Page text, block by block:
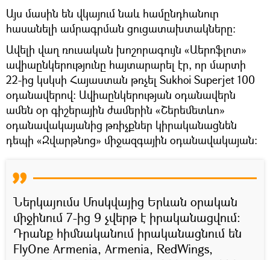
Այս մասին են վկայում նաև համընդհանուր
հասանելի ամրագրման ցուցատախտակները։
Ավելի վաղ ռուսական խոշորագույն «Աերոֆլոտ»
ավիաընկերությունը հայտարարել էր, որ մարտի
22-ից կսկսի Հայաստան թռչել Sukhoi Superjet 100
օդանավերով: Ավիաընկերության օդանավերն
ամեն օր գիշերային ժամերին «Շերեմետևո»
օդանավակայանից թռիչքներ կիրականացնեն
դեպի «Զվարթնոց» միջազգային օդանավակայան:
Ներկայումս Մոսկվայից Երևան օրական
միջինում 7-ից 9 չվերթ է իրականացվում:
Դրանք հիմնականում իրականացնում են
FlyOne Armenia, Armenia, RedWings,